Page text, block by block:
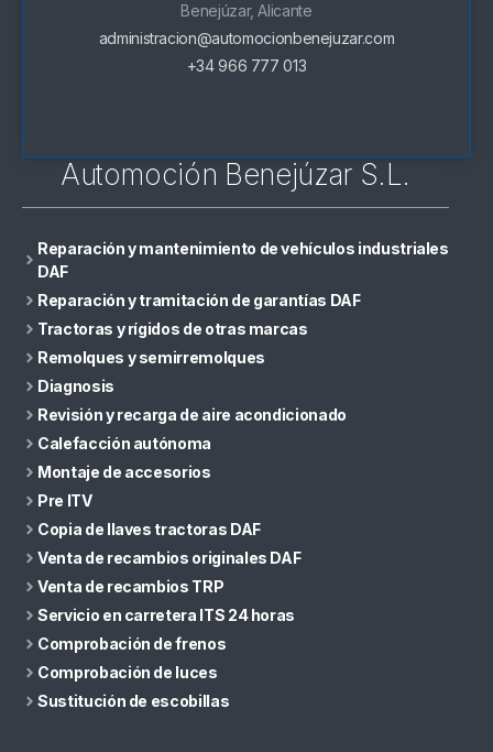
Automoción Benejúzar S.L.
Reparación y mantenimiento de vehículos industriales
DAF
Reparación y tramitación de garantías DAF
Tractoras y rígidos de otras marcas
Remolques y semirremolques
Diagnosis
Revisión y recarga de aire acondicionado
Calefacción autónoma
Montaje de accesorios
Pre ITV
Copia de llaves tractoras DAF
Venta de recambios originales DAF
Venta de recambios TRP
Servicio en carretera ITS 24 horas
Comprobación de frenos
Comprobación de luces
Sustitución de escobillas
Benejúzar, Alicante
administracion@automocionbenejuzar.com
+34 966 777 013